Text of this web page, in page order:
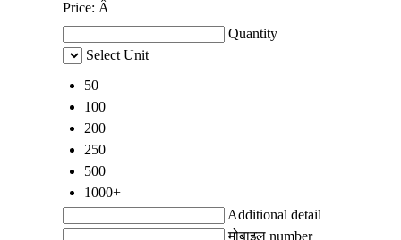
Price: Â
Quantity
Select Unit
50
100
200
250
500
1000+
Additional detail
मोबाइल number